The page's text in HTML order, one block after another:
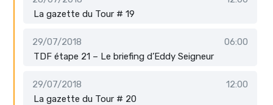
La gazette du Tour # 19
29/07/2018
06:00
TDF étape 21 – Le briefing d’Eddy Seigneur
29/07/2018
12:00
La gazette du Tour # 20